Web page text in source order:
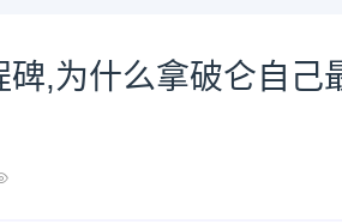
碑,为什么拿破仑自己